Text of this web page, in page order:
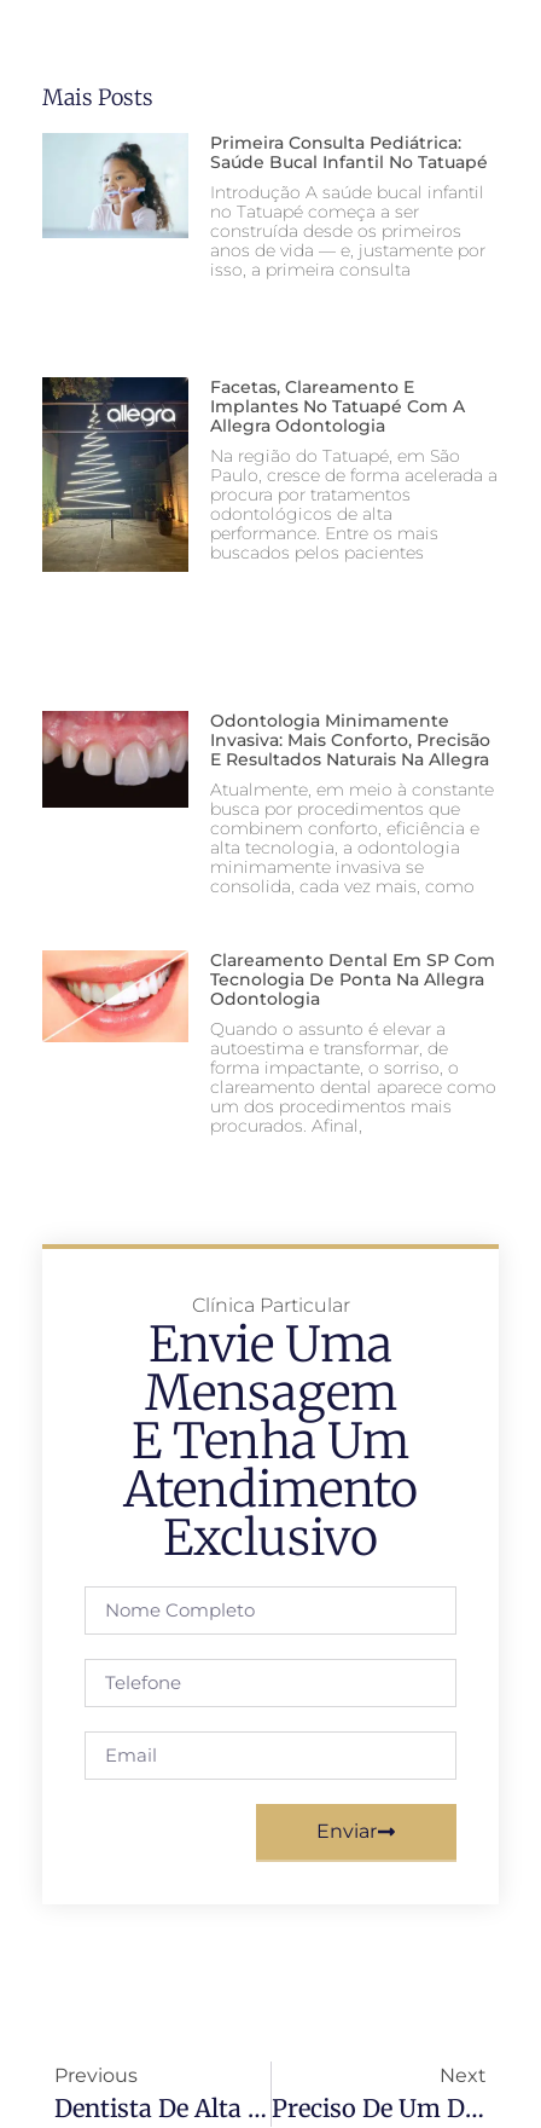
Mais Posts
Primeira Consulta Pediátrica:
Saúde Bucal Infantil No Tatuapé
Introdução A saúde bucal infantil
no Tatuapé começa a ser
construída desde os primeiros
anos de vida — e, justamente por
isso, a primeira consulta
Facetas, Clareamento E
Implantes No Tatuapé Com A
Allegra Odontologia
Na região do Tatuapé, em São
Paulo, cresce de forma acelerada a
procura por tratamentos
odontológicos de alta
performance. Entre os mais
buscados pelos pacientes
Odontologia Minimamente
Invasiva: Mais Conforto, Precisão
E Resultados Naturais Na Allegra
Atualmente, em meio à constante
busca por procedimentos que
combinem conforto, eficiência e
alta tecnologia, a odontologia
minimamente invasiva se
consolida, cada vez mais, como
Clareamento Dental Em SP Com
Tecnologia De Ponta Na Allegra
Odontologia
Quando o assunto é elevar a
autoestima e transformar, de
forma impactante, o sorriso, o
clareamento dental aparece como
um dos procedimentos mais
procurados. Afinal,
Envie Uma
Mensagem
E Tenha Um
Atendimento
Exclusivo
Enviar
Clínica Particular
Previous
Dentista De Alta Qualidade Em SP – Excelência Em Cuidados Dentários
Next
Preciso De Um Dentista Bom